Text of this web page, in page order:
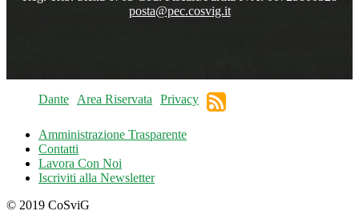
posta@pec.cosvig.it
Dante Area Riservata Privacy
Amministrazione Trasparente
Contatti
Lavora Con Noi
Iscriviti alla Newsletter
© 2019 CoSviG